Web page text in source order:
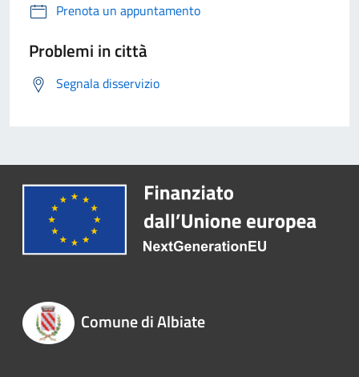
Prenota un appuntamento
Problemi in città
Segnala disservizio
Comune di Albiate